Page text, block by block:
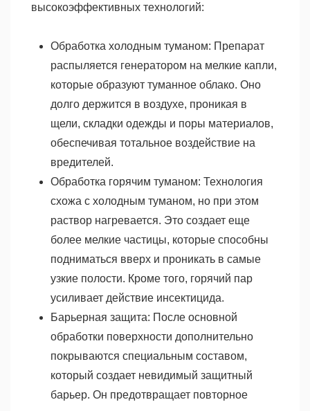
высокоэффективных технологий:
Обработка холодным туманом: Препарат
распыляется генератором на мелкие капли,
которые образуют туманное облако. Оно
долго держится в воздухе, проникая в
щели, складки одежды и поры материалов,
обеспечивая тотальное воздействие на
вредителей.
Обработка горячим туманом: Технология
схожа с холодным туманом, но при этом
раствор нагревается. Это создает еще
более мелкие частицы, которые способны
подниматься вверх и проникать в самые
узкие полости. Кроме того, горячий пар
усиливает действие инсектицида.
Барьерная защита: После основной
обработки поверхности дополнительно
покрываются специальным составом,
который создает невидимый защитный
барьер. Он предотвращает повторное